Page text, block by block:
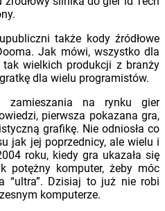
także kody źródłowe
Jak mówi, wszystko dla
tak wielkich produkcji z branży
dla wielu programistów.
zamieszania na rynku gier
pierwsza pokazana gra,
grafikę. Nie odniosła co
jak jej poprzednicy, ale wielu i
roku, kiedy gra ukazała się
potężny komputer, żeby móc
“ultra”. Dzisiaj to już nie robi
komputerze.